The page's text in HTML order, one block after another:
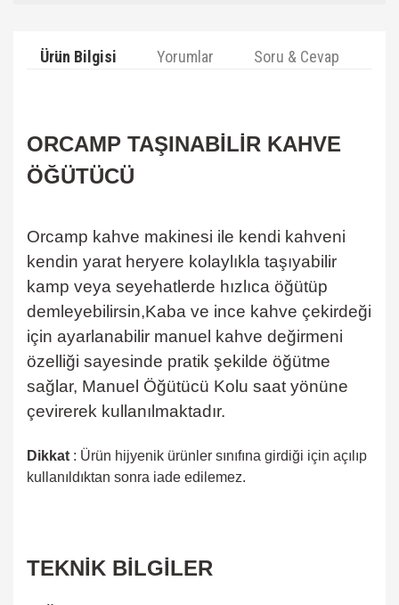
Ürün Bilgisi Yorumlar Soru & Cevap
ORCAMP TAŞINABİLİR KAHVE
ÖĞÜTÜCÜ
Orcamp kahve makinesi ile kendi kahveni
kendin yarat heryere kolaylıkla taşıyabilir
kamp veya seyehatlerde hızlıca öğütüp
demleyebilirsin,Kaba ve ince kahve çekirdeği
için ayarlanabilir manuel kahve değirmeni
özelliği sayesinde pratik şekilde öğütme
sağlar, Manuel Öğütücü Kolu saat yönüne
çevirerek kullanılmaktadır.
Dikkat : Ürün hijyenik ürünler sınıfına girdiği için açılıp
kullanıldıktan sonra iade edilemez.
TEKNİK BİLGİLER